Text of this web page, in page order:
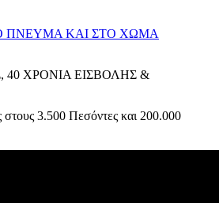
ΠΝΕΥΜΑ ΚΑΙ ΣΤΟ ΧΩΜΑ
40 ΧΡΟΝΙΑ ΕΙΣΒΟΛΗΣ &
3.500 Πεσόντες και 200.000